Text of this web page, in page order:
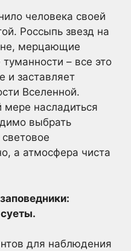
человека своей
Россыпь звезд на
мерцающие
– все это
и заставляет
Вселенной.
насладиться
выбрать
а атмосфера чиста
для наблюдения